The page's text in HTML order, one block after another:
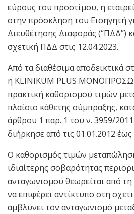
εύρους του προστίμου, η
στην πρόσκληση του Εισηγητή
Διευθέτησης Διαφοράς (“ΠΔΔ”)
σχετική ΠΔΔ στις 12.04.2023.
Από τα διαθέσιμα αποδεικτικά
η KLINIKUM PLUS
πρακτική καθορισμού τιμών
πλαίσιο κάθετης σύμπραξης,
άρθρου 1 παρ. 1 του ν. 3959/
διήρκησε από τις 01.01.2012 έως
Ο καθορισμός τιμών
ιδιαίτερης σοβαρότητας
ανταγωνισμού θεωρείται από
να επιφέρει αντίκτυπο στη
αμβλύνει τον ανταγωνισμό